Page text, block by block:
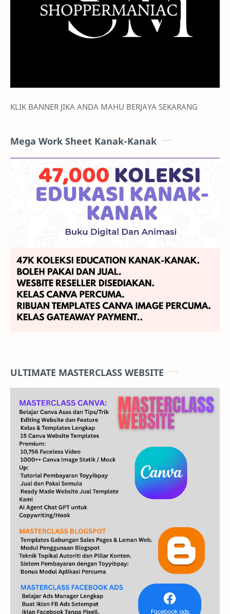
HARUSKAH SHOPEE
BERMULA DARI DROPSHIP?
ARTIKEL TERBARU
BERAPA PANJANG KONTEN AI YANG
TERBAIK
MODUL PEMBELAJARAN PILIHAN ANDA
KLIK BANNER JIKA ANDA MAHU BERJAYA SEKARANG
Mega Work Sheet Kanak-Kanak